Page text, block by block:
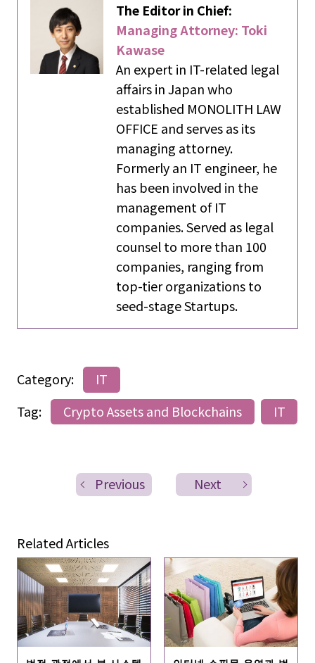
The Editor in Chief:
Managing Attorney: Toki
Kawase
An expert in IT-related legal
affairs in Japan who
established MONOLITH LAW
OFFICE and serves as its
managing attorney.
Formerly an IT engineer, he
has been involved in the
management of IT
companies. Served as legal
counsel to more than 100
companies, ranging from
top-tier organizations to
seed-stage Startups.
Category:
IT
Tag:
Crypto Assets and Blockchains IT
Previous Next
Related Articles